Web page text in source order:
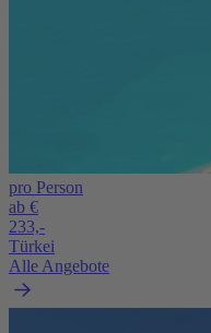
pro Person
ab €
233,-
Türkei
Alle Angebote